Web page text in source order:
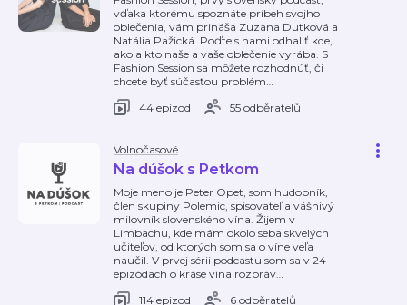
vďaka ktorému spoznáte príbeh svojho
oblečenia, vám prináša Zuzana Dutková a
Natália Pažická. Poďte s nami odhaliť kde,
ako a kto naše a vaše oblečenie vyrába. S
Fashion Session sa môžete rozhodnúť, či
chcete byť súčasťou problém…
44 epizod
55 odběratelů
Volnočasové
Na dúšok s Petkom
Moje meno je Peter Opet, som hudobník,
člen skupiny Polemic, spisovateľ a vášnivý
milovník slovenského vína. Žijem v
Limbachu, kde mám okolo seba skvelých
učiteľov, od ktorých som sa o víne veľa
naučil. V prvej sérii podcastu som sa v 24
epizódach o kráse vína rozpráv…
114 epizod
6 odběratelů